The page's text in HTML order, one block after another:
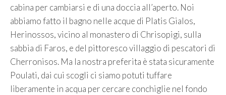
cabina per cambiarsi e di una doccia all’aperto. Noi
abbiamo fatto il bagno nelle acque di Platis Gialos,
Herinossos, vicino al monastero di Chrisopigi, sulla
sabbia di Faros, e del pittoresco villaggio di pescatori di
Cherronisos. Ma la nostra preferita è stata sicuramente
Poulati, dai cui scogli ci siamo potuti tuffare
liberamente in acqua per cercare conchiglie nel fondo